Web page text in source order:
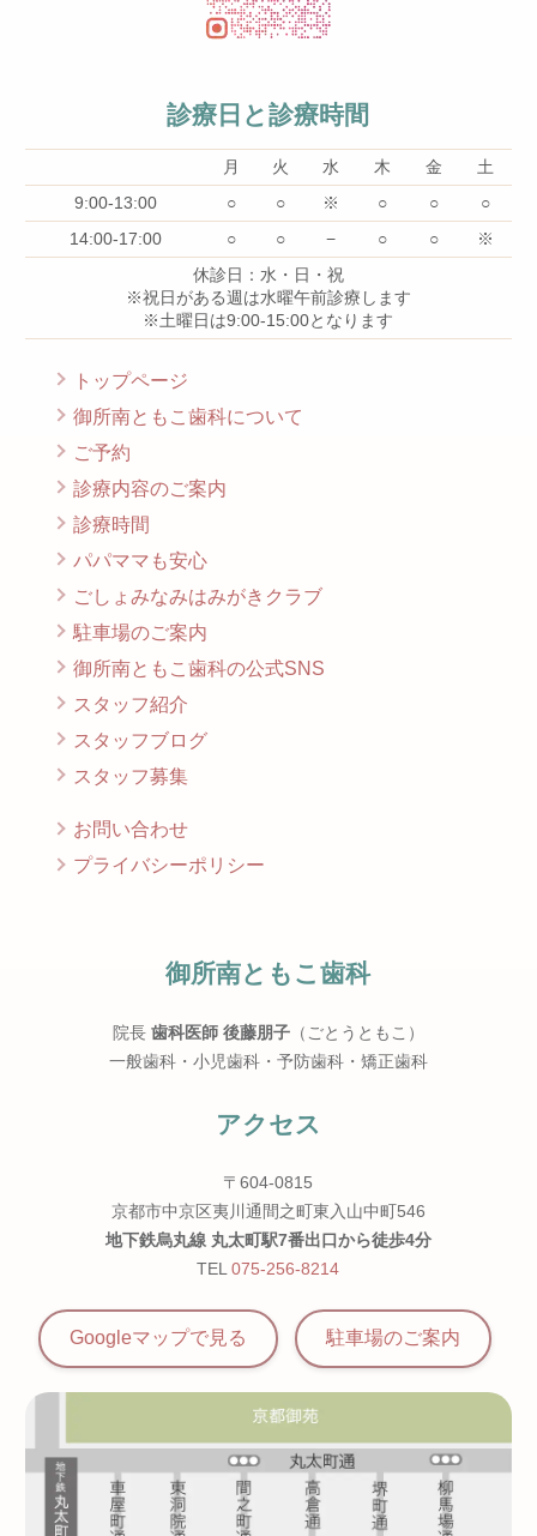
診療日と診療時間
月 火 水 木 金
土
9:00-13:00
○ ○ ※ ○ ○
○
14:00-17:00
○ ○ − ○ ○
※
休診日：水・日・祝
※祝日がある週は水曜午前診療します
※土曜日は9:00-15:00となります
トップページ
御所南ともこ歯科について
ご予約
診療内容のご案内
診療時間
パパママも安心
ごしょみなみはみがきクラブ
駐車場のご案内
御所南ともこ歯科の公式SNS
スタッフ紹介
スタッフブログ
スタッフ募集
お問い合わせ
プライバシーポリシー
御所南ともこ歯科
院長 歯科医師 後藤朋子（ごとうともこ）
一般歯科・小児歯科・予防歯科・矯正歯科
アクセス
〒604-0815
京都市中京区夷川通間之町東入山中町546
地下鉄烏丸線 丸太町駅7番出口から徒歩4分
TEL075-256-8214
Googleマップで見る 駐車場のご案内